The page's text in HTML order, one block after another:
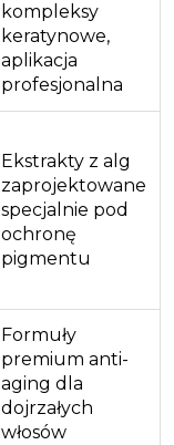
kompleksy
keratynowe,
aplikacja
profesjonalna
Ekstrakty z alg
zaprojektowane
specjalnie pod
ochronę
pigmentu
Formuły
premium anti-
aging dla
dojrzałych
włosów